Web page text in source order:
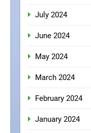
July 2024
June 2024
May 2024
March 2024
February 2024
January 2024